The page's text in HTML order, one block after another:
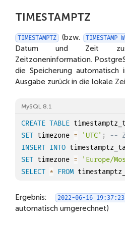
TIMESTAMPTZ
TIMESTAMPTZ (bzw. TIMESTAMP
Datum und Zeit
Zeitzoneninformation.
die Speicherung
Ausgabe zurück in die lokale
MySQL 8.1
CREATE TABLE
SET timezone = 'UTC' ;
--
INSERT INTO
SET timezone = 'Europe/
SELECT * FROM
Ergebnis: 2022-06-16
automatisch umgerechnet)